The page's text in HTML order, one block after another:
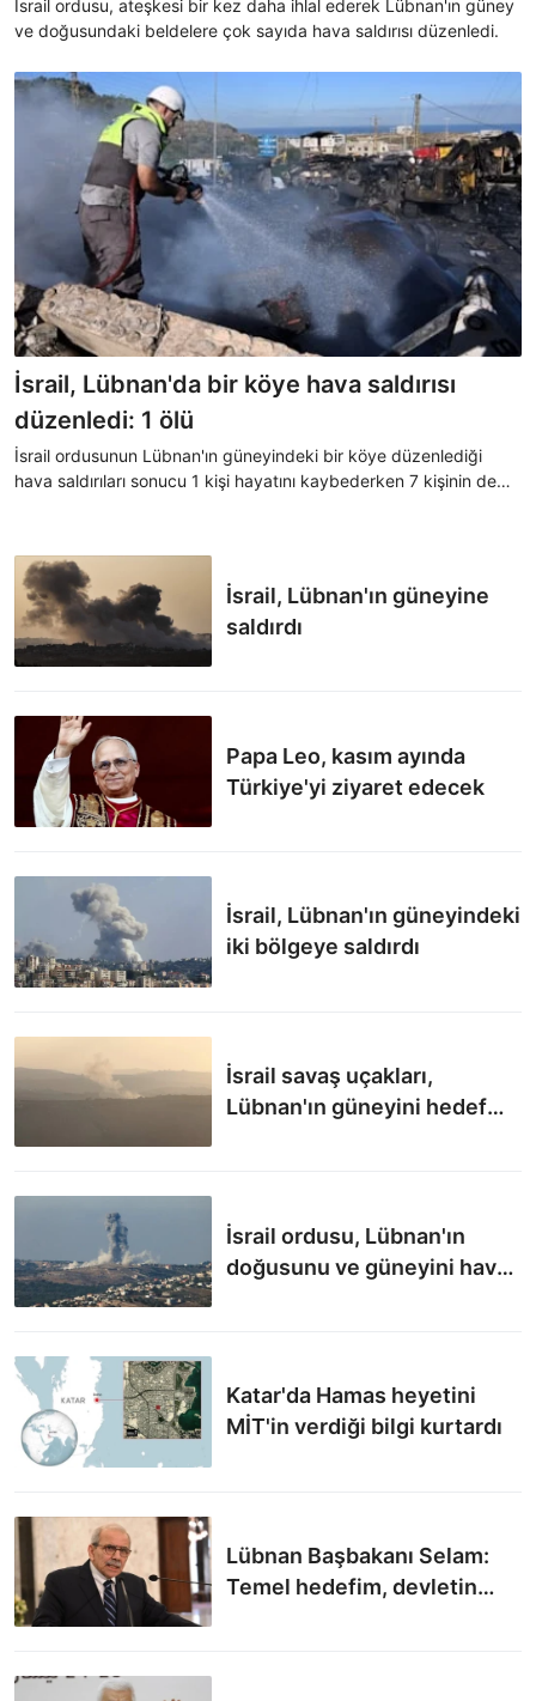
İsrail ordusu, ateşkesi bir kez daha ihlal ederek Lübnan'ın güney
ve doğusundaki beldelere çok sayıda hava saldırısı düzenledi.
İsrail, Lübnan'da bir köye hava saldırısı
düzenledi: 1 ölü
İsrail ordusunun Lübnan'ın güneyindeki bir köye düzenlediği
hava saldırıları sonucu 1 kişi hayatını kaybederken 7 kişinin de
İsrail, Lübnan'ın güneyine
saldırdı
Papa Leo, kasım ayında
Türkiye'yi ziyaret edecek
İsrail, Lübnan'ın güneyindeki
iki bölgeye saldırdı
İsrail savaş uçakları,
Lübnan'ın güneyini hedef
İsrail ordusu, Lübnan'ın
doğusunu ve güneyini hava
Katar'da Hamas heyetini
MİT'in verdiği bilgi kurtardı
Lübnan Başbakanı Selam:
Temel hedefim, devletin